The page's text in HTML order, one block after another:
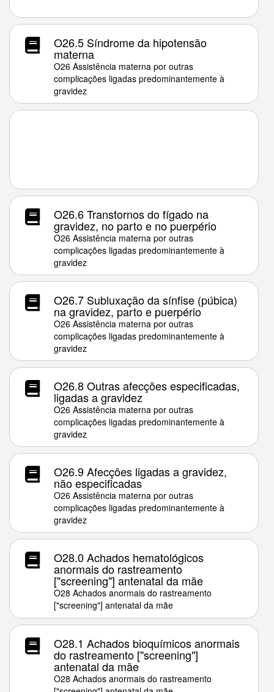
O26.5 Síndrome da hipotensão
materna
O26 Assistência materna por outras
complicações ligadas predominantemente à
gravidez
O26.6 Transtornos do fígado na
gravidez, no parto e no puerpério
O26 Assistência materna por outras
complicações ligadas predominantemente à
gravidez
O26.7 Subluxação da sínfise (púbica)
na gravidez, parto e puerpério
O26 Assistência materna por outras
complicações ligadas predominantemente à
gravidez
O26.8 Outras afecções especificadas,
ligadas a gravidez
O26 Assistência materna por outras
complicações ligadas predominantemente à
gravidez
O26.9 Afecções ligadas a gravidez,
não especificadas
O26 Assistência materna por outras
complicações ligadas predominantemente à
gravidez
O28.0 Achados hematológicos
anormais do rastreamento
["screening"] antenatal da mãe
O28 Achados anormais do rastreamento
["screening"] antenatal da mãe
O28.1 Achados bioquímicos anormais
do rastreamento ["screening"]
antenatal da mãe
O28 Achados anormais do rastreamento